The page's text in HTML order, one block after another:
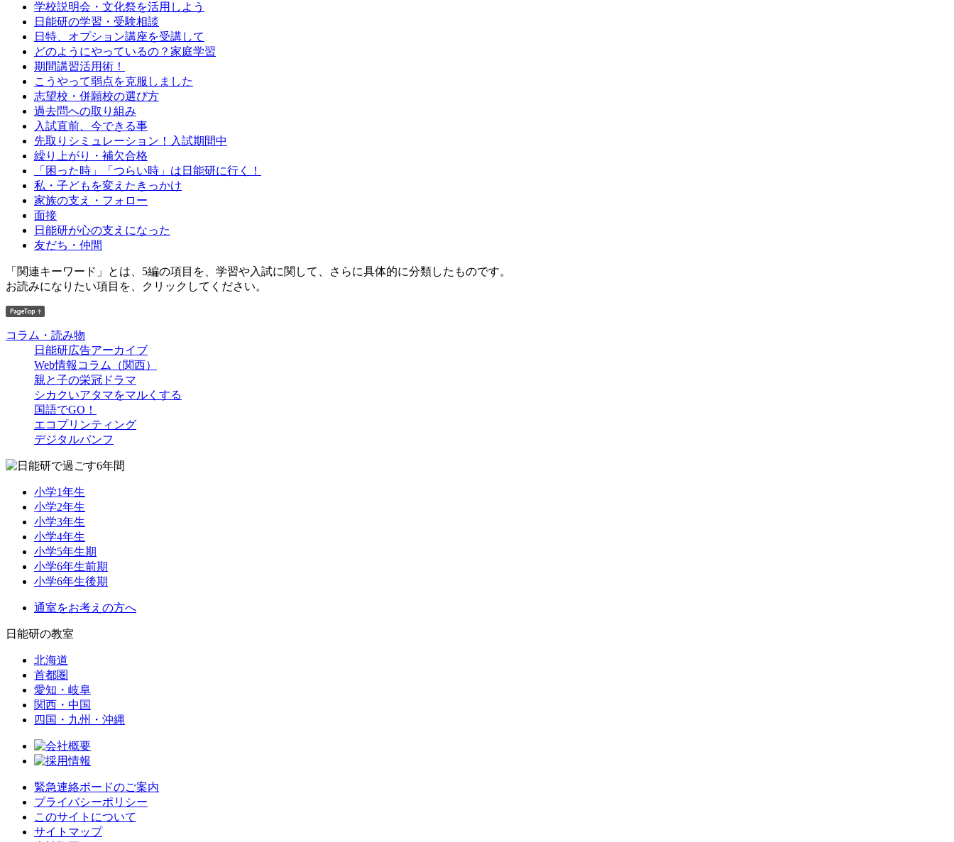
学校説明会・文化祭を活用しよう
日能研の学習・受験相談
日特、オプション講座を受講して
どのようにやっているの？家庭学習
期間講習活用術！
こうやって弱点を克服しました
志望校・併願校の選び方
過去問への取り組み
入試直前、今できる事
先取りシミュレーション！入試期間中
繰り上がり・補欠合格
「困った時」「つらい時」は日能研に行く！
私・子どもを変えたきっかけ
家族の支え・フォロー
面接
日能研が心の支えになった
友だち・仲間
「関連キーワード」とは、5編の項目を、学習や入試に関して、さらに具体的に分類したものです。
お読みになりたい項目を、クリックしてください。
コラム・読み物
日能研広告アーカイブ
Web情報コラム（関西）
親と子の栄冠ドラマ
シカクいアタマをマルくする
国語でGO！
エコプリンティング
デジタルパンフ
小学1年生
小学2年生
小学3年生
小学4年生
小学5年生期
小学6年生前期
小学6年生後期
通室をお考えの方へ
日能研の教室
北海道
首都圏
愛知・岐阜
関西・中国
四国・九州・沖縄
緊急連絡ボードのご案内
プライバシーポリシー
このサイトについて
サイトマップ